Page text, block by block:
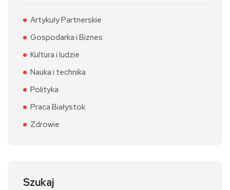
Artykuły Partnerskie
Gospodarka i Biznes
Kultura i ludzie
Nauka i technika
Polityka
Praca Białystok
Zdrowie
Szukaj